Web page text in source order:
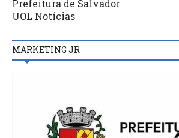
Prefeitura de Salvador
UOL Notícias
MARKETING JR